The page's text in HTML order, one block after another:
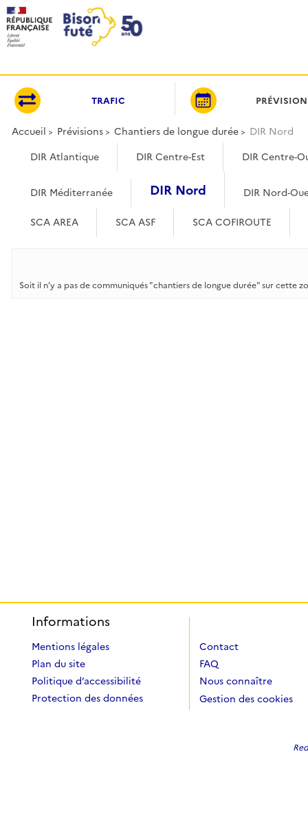
TRAFIC
Accueil Prévisions Chantiers de longue durée DIR Nord
DIR Atlantique DIR Centre-Est DIR Centre-
DIR Méditerranée DIR Nord DIR Nord-
SCA AREA SCA ASF SCA COFIROUTE
Soit il n’y a pas de communiqués "chantiers de longue durée" sur cette
Informations
Mentions légales
Plan du site
Politique d’accessibilité
Protection des données
Contact
FAQ
Nous connaître
Gestion des cookies
Panneau de gestion des cookies